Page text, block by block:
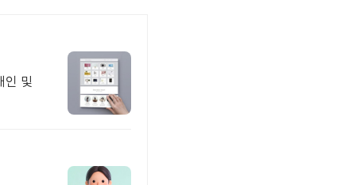
인 및